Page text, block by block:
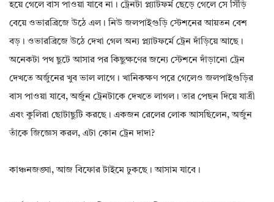
হয়ে গেলে বাস পাওয়া যাবে না। ট্রেনটা প্ল্যাটফর্ম ছেড়ে গেলে সে সিঁড়ি
বেয়ে ওভারব্রিজে উঠে এল। নিউ জলপাইগুড়ি স্টেশনের আয়তন বেশ
বড়। ওভারব্রিজে উঠে দেখা গেল অন্য প্ল্যাটফর্মে ট্রেন দাঁড়িয়ে আছে।
অনেকটা পথ ছুটে আসার পর কিছুক্ষণের জন্যে স্টেশনে দাঁড়ানো ট্রেন
দেখতে অর্জুনের খুব ভাল লাগে। খানিকক্ষণ পরে গেলেও জলপাইগুড়ির
বাস পাওয়া যাবে, অর্জুন ট্রেনটাকে দেখতে লাগল। তার পেছন দিয়ে যাত্রী
এবং কুলিরা ছোটাছুটি করছে। একজন রেলের লোক আসছিলেন, অর্জুন
তাঁকে জিজ্ঞেস করল, এটা কোন ট্রেন দাদা?
কাঞ্চনজঙ্ঘা, আজ বিফোর টাইমে ঢুকছে। আসাম যাবে।